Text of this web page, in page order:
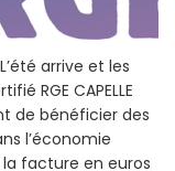
arrive et les
RGE CAPELLE
de bénéficier des
l’économie
la facture en euros